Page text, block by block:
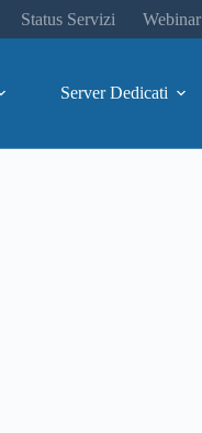
Status Servizi Webinar
Server Dedicati